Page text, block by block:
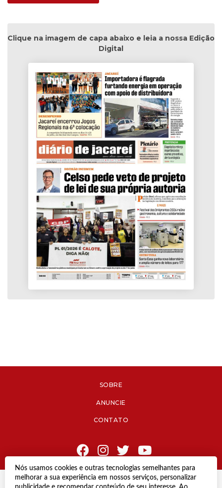
Nós usamos cookies e outras tecnologias semelhantes para
melhorar a sua experiência em nossos serviços, personalizar
Clique na imagem de capa abaixo e leia a nossa Edição
Digital
SOBRE
ANUNCIE
CONTATO
© Copyright 2021 Diário de Jacareí.